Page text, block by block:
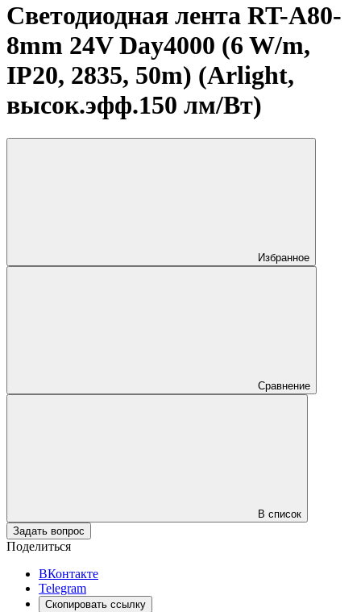
Светодиодная лента RT-A80-
8mm 24V Day4000 (6 W/m,
IP20, 2835, 50m) (Arlight,
высок.эфф.150 лм/Вт)
Избранное
Сравнение
В список
Задать вопрос
Поделиться
ВКонтакте
Telegram
Скопировать ссылку